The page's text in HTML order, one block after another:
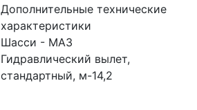
Дополнительные технические
характеристики
Шасси - МАЗ
Гидравлический вылет,
стандартный, м-14,2